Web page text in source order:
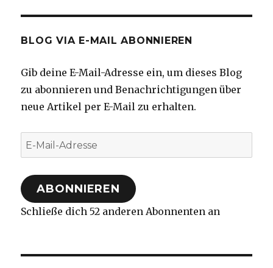
BLOG VIA E-MAIL ABONNIEREN
Gib deine E-Mail-Adresse ein, um dieses Blog
zu abonnieren und Benachrichtigungen über
neue Artikel per E-Mail zu erhalten.
E-
Mail-
Adresse
ABONNIEREN
Schließe dich 52 anderen Abonnenten an